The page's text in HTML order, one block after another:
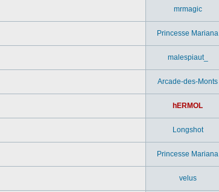
mrmagic
Princesse Mariana
malespiaut_
Arcade-des-Monts
hERMOL
Longshot
Princesse Mariana
velus